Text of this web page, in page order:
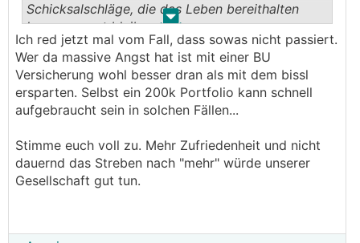
. .
Schicksalschläge, die das Leben bereithalten
kann, erspart bleiben.
Denn wenn man aufgrund Krankheit nicht mehr
arbeiten gehen kann, dann wirst du dir nach 2
Jahren schon fragen, wieso du in jungen Jahren
soviel Geld verplembert hast (meistens für
Dinge, die nicht wirklich glücklicher machen),
notwendig hättest.
Ich red jetzt mal vom Fall, dass sowas nicht passiert.
Wer da massive Angst hat ist mit einer BU
Versicherung wohl besser dran als mit dem bissl
ersparten. Selbst ein 200k Portfolio kann schnell
aufgebraucht sein in solchen Fällen...
Stimme euch voll zu. Mehr Zufriedenheit und nicht
dauernd das Streben nach "mehr" würde unserer
Gesellschaft gut tun.